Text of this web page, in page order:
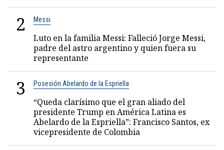
2 Messi
Luto en la familia Messi: Falleció Jorge Messi,
padre del astro argentino y quien fuera su
representante
3 Posesión Abelardo de la Espriella
“Queda clarísimo que el gran aliado del
presidente Trump en América Latina es
Abelardo de la Espriella”: Francisco Santos, ex
vicepresidente de Colombia